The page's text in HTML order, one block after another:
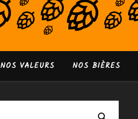
NOS VALEURS NOS BIÈRES